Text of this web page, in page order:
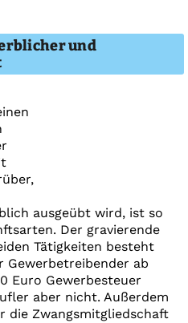
und
ausgeübt wird, ist so
Der gravierende
Tätigkeiten besteht
Gewerbetreibender ab
Euro Gewerbesteuer
aber nicht. Außerdem
die Zwangsmitgliedschaft